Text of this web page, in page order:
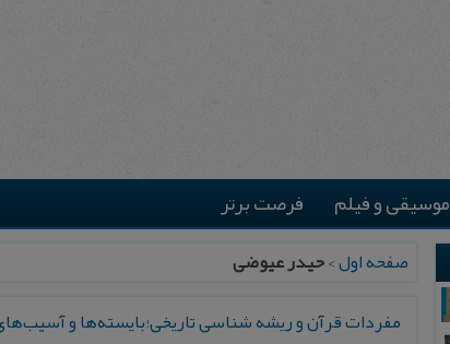
موسیقی و فیلم فرصت برتر
صفحه اول>حیدر عیوضی
مفردات قرآن و ريشه شناسی تاريخی؛بايسته‌ها و